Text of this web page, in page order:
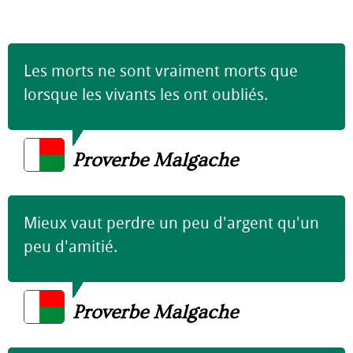
Les morts ne sont vraiment morts que
lorsque les vivants les ont oubliés.
Proverbe Malgache
Mieux vaut perdre un peu d'argent qu'un
peu d'amitié.
Proverbe Malgache